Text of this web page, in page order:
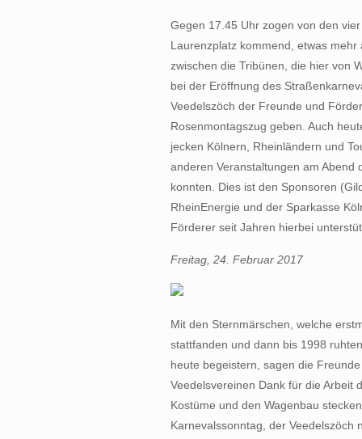
Gegen 17.45 Uhr zogen von den
Laurenzplatz kommend, etwas
zwischen die Tribünen, die hier von
bei der Eröffnung des
Veedelszöch der Freunde und
Rosenmontagszug geben. Auch
jecken Kölnern, Rheinländern und
anderen Veranstaltungen am Abend
konnten. Dies ist den Sponsoren
RheinEnergie und der Sparkasse
Förderer seit Jahren hierbei
Freitag, 24. Februar 2017
Mit den Sternmärschen, welche
stattfanden und dann bis 1998
heute begeistern, sagen die
Veedelsvereinen Dank für die Arbeit
Kostüme und den Wagenbau
Karnevalssonntag, der Veedelszöch